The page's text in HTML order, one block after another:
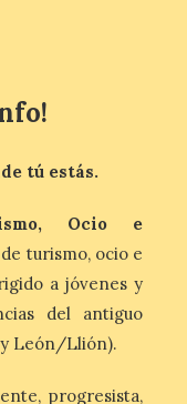
8
y
y tú estás.
Ocio e
turismo, ocio e
a jóvenes y
del antiguo
y León/Llión).
progresista,